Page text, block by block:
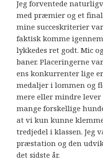
Jeg forventede
med præmier og et
mine succeskriterier
faktisk komme
lykkedes ret godt. Mic
baner. Placeringerne
ens konkurrenter lige
medaljer i lommen og
mere eller mindre
mange forskellige
at vi kun kunne
tredjedel i klassen. Jeg
præstation og den
det sidste år.